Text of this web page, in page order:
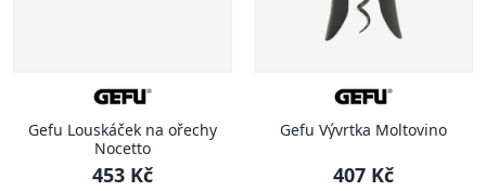
Gefu Louskáček na ořechy
Nocetto
453 Kč
Gefu Vývrtka Moltovino
407 Kč